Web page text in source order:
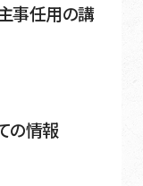
事任用の講
の情報